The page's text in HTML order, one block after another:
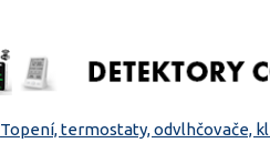
Topení, termostaty, odvlhčovače,